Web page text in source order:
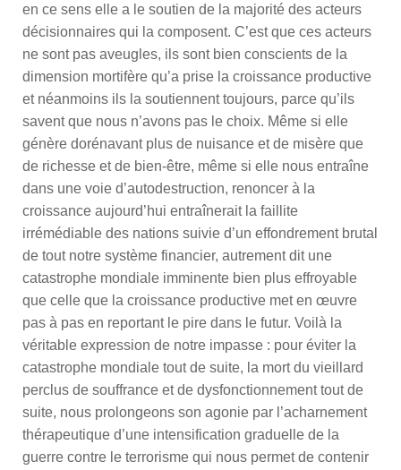
en ce sens elle a le soutien de la majorité des acteurs
décisionnaires qui la composent. C’est que ces acteurs
ne sont pas aveugles, ils sont bien conscients de la
dimension mortifère qu’a prise la croissance productive
et néanmoins ils la soutiennent toujours, parce qu’ils
savent que nous n’avons pas le choix. Même si elle
génère dorénavant plus de nuisance et de misère que
de richesse et de bien-être, même si elle nous entraîne
dans une voie d’autodestruction, renoncer à la
croissance aujourd’hui entraînerait la faillite
irrémédiable des nations suivie d’un effondrement brutal
de tout notre système financier, autrement dit une
catastrophe mondiale imminente bien plus effroyable
que celle que la croissance productive met en œuvre
pas à pas en reportant le pire dans le futur. Voilà la
véritable expression de notre impasse : pour éviter la
catastrophe mondiale tout de suite, la mort du vieillard
perclus de souffrance et de dysfonctionnement tout de
suite, nous prolongeons son agonie par l’acharnement
thérapeutique d’une intensification graduelle de la
guerre contre le terrorisme qui nous permet de contenir